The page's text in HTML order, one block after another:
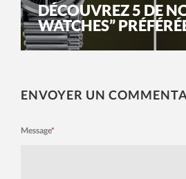
DÉCOUVREZ 5 DE
WATCHES”
ENVOYER UN
Message*